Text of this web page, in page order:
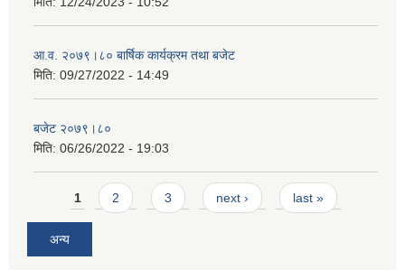
आ.व. २०७९।८० बार्षिक कार्यक्रम तथा बजेट
मिति: 09/27/2022 - 14:49
बजेट २०७९।८०
मिति: 06/26/2022 - 19:03
Pages
1 2 3 next › last »
अन्य